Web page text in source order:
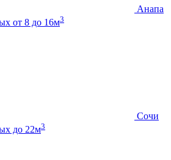
Анапа
от 8 до 16м3
Сочи
до 22м3